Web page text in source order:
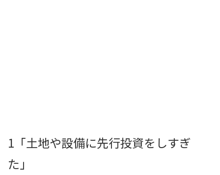
1「土地や設備に先行投資をしすぎ
た」